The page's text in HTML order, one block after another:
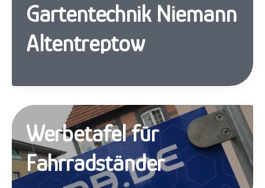
Gartentechnik Niemann
Altentreptow
Werbetafel für
Fahrradständer